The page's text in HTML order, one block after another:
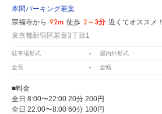
本間パーキング若葉
宗福寺から 92m 徒歩 2～3分 近くてオススメ！
東京都新宿区若葉3丁目1
駐車場形式 - 屋内外形式
全長 - 全幅
■料金
全日 8:00〜22:00 20分 200円
全日 22:00〜8:00 60分 100円